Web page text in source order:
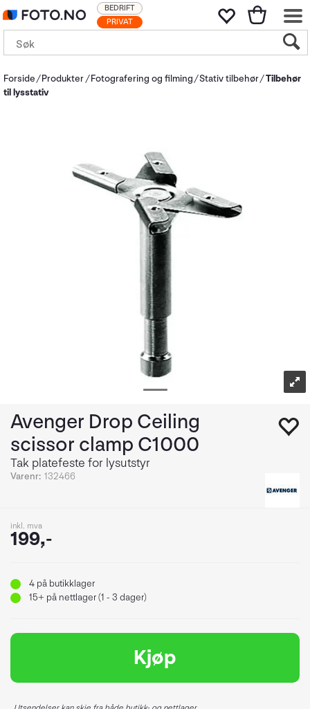
PRIVAT
BEDRIFT
Forside Produkter Fotografering og filming Stativ tilbehør Tilbehør
til lysstativ
Avenger Drop Ceiling
scissor clamp C1000
Tak platefeste for lysutstyr
Varenr: 132466
inkl. mva
199,-
4 på butikklager
15+ på nettlager (1 - 3 dager)
Kjøp